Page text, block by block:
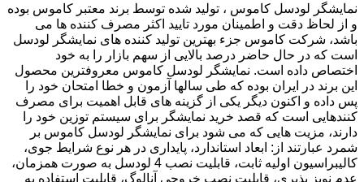
نمایشگر لودسل کاموس ، تولید شده توسط برند معتبر کاموس بوده
و از لحاظ دقت و اطمینان مورد تایید اکثر مصرف کننده ها می
باشد، شرکت کاموس جزء بهترین تولید کننده های نمایشگر لودسل
است که در حال حاضر درصد بالایی از سهم بازار را به خود
اختصاص داده است. نمایشگر لودسل کاموس معروفترین محصول
این برند در ایران بوده که طی سالها آزمون و خطا امتحان خود را
پس داده و اکنون دیگر یکی از گزینه های قابل اهمیت برای مصرف
کنندهایی است که قصد خرید نمایشگر برای سیستم توزین خود را
دارند، مزیت هایی که می شود برای نمایشگر لودسل کاموس بر
شمرد عبارتند از: ابعاد استاندارد، پایداری در هر نوع شرایط جوی،
کالیبراسیون اولیه ثابت، قابلیت نصب 4 لودسل به صورت همزمان،
عدم نویز پذیری، قابلیت نصب خروجی آنالوگ، قابلیت استفاده به